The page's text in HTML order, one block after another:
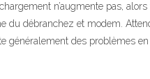
n’augmente pas,
du débranchez et modem.
généralement des problèmes